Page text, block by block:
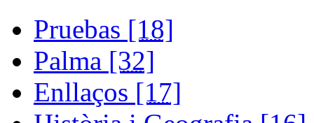
Pruebas [18]
Palma [32]
Enllaços [17]